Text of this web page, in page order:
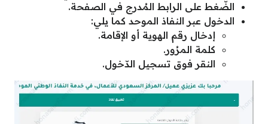
الضّغط على الرابط المُدرج في الصفحة.
الدخول عبر النفاذ الموحد كما يلي:
إدخال رقم الهوية أو الإقامة.
كلمة المرُور.
النقر فوق تسجيل الدّخول.